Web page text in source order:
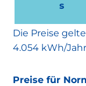
s
Die Preise
4.054 kWh/
Preise für